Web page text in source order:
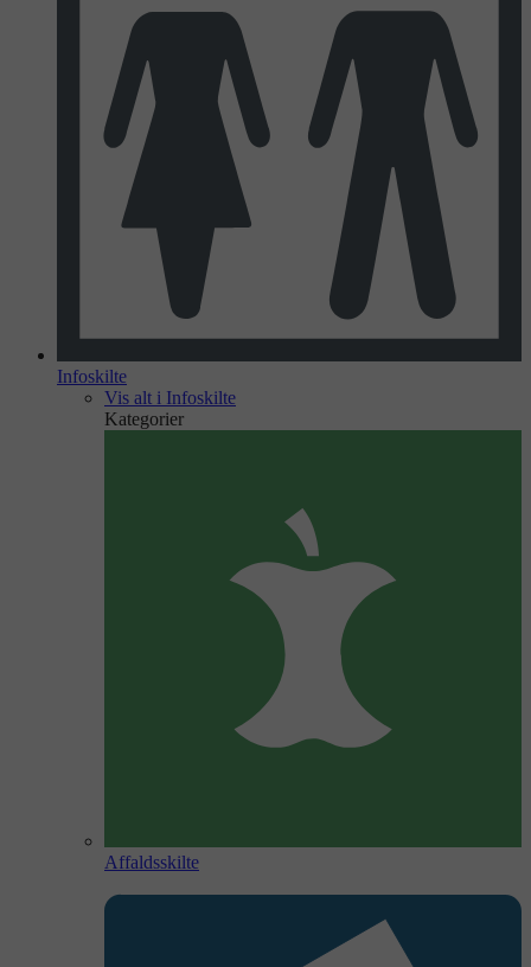
Infoskilte
Vis alt i Infoskilte
Kategorier
Affaldsskilte